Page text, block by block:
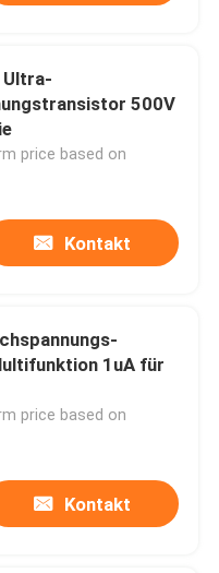
Ultra-
500V
price based on
Kontakt
1uA für
price based on
Kontakt